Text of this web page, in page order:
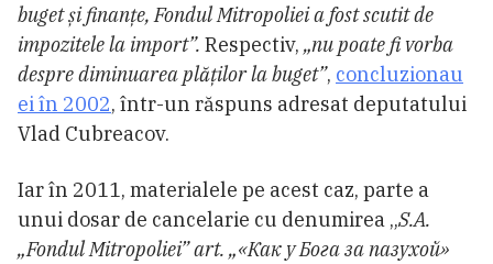
buget și finanțe, Fondul Mitropoliei a fost scutit de
impozitele la import”. Respectiv, „nu poate fi vorba
despre diminuarea plăților la buget”, concluzionau
ei în 2002, într-un răspuns adresat deputatului
Vlad Cubreacov.
Iar în 2011, materialele pe acest caz, parte a
unui dosar de cancelarie cu denumirea „S.A.
„Fondul Mitropoliei” art. „«Как у Бога за пазухой»